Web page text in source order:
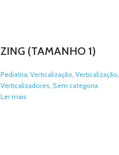
ZING (TAMANHO 1)
Pediatria, Verticalização, Verticalização,
Verticalizadores, Sem categoria
Ler mais